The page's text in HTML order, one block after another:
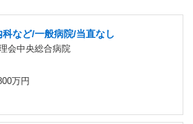
科など/一般病院/当直なし
会中央総合病院
万円